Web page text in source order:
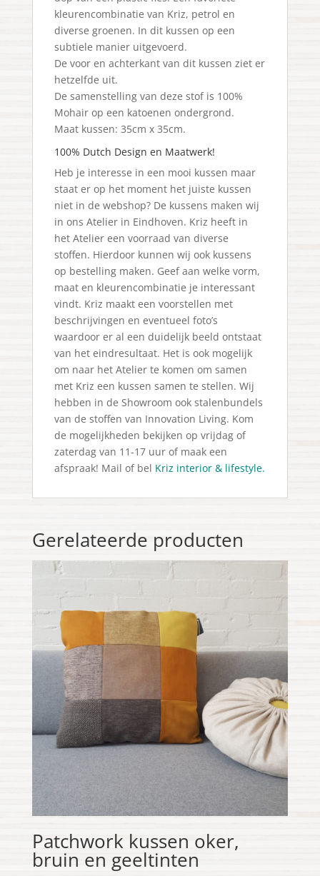
kleurencombinatie van Kriz, petrol en
diverse groenen. In dit kussen op een
subtiele manier uitgevoerd.
De voor en achterkant van dit kussen ziet er
hetzelfde uit.
De samenstelling van deze stof is 100%
Mohair op een katoenen ondergrond.
Maat kussen: 35cm x 35cm.
100% Dutch Design en Maatwerk!
Heb je interesse in een mooi kussen maar
staat er op het moment het juiste kussen
niet in de webshop? De kussens maken wij
in ons Atelier in Eindhoven. Kriz heeft in
het Atelier een voorraad van diverse
stoffen. Hierdoor kunnen wij ook kussens
op bestelling maken. Geef aan welke vorm,
maat en kleurencombinatie je interessant
vindt. Kriz maakt een voorstellen met
beschrijvingen en eventueel foto’s
waardoor er al een duidelijk beeld ontstaat
van het eindresultaat. Het is ook mogelijk
om naar het Atelier te komen om samen
met Kriz een kussen samen te stellen. Wij
hebben in de Showroom ook stalenbundels
van de stoffen van Innovation Living. Kom
de mogelijkheden bekijken op vrijdag of
zaterdag van 11-17 uur of maak een
afspraak! Mail of bel Kriz interior & lifestyle.
Gerelateerde producten
Patchwork kussen oker,
bruin en geeltinten